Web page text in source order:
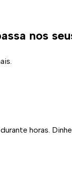
nos
horas.